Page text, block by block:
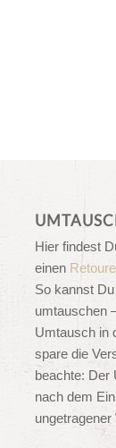
Hier findest
einen
So kannst
umtauschen
Umtausch in
spare die
beachte: Der
nach dem
ungetragener